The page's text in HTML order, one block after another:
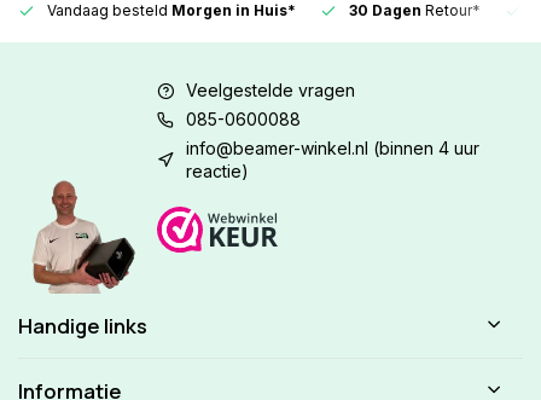
Vandaag besteld Morgen in Huis* 30 Dagen Retour*
Veelgestelde vragen
085-0600088
info@beamer-winkel.nl (binnen 4 uur
reactie)
Handige links
Informatie